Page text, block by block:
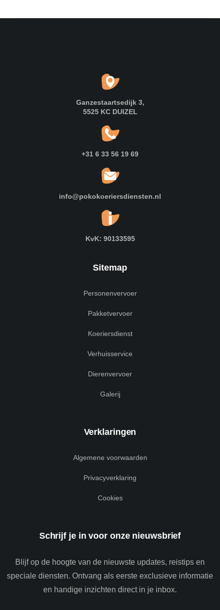
Ganzestaartsedijk 3,
5525 KC DUIZEL
+31 6 33 56 19 69
info@pokokoeriersdiensten.nl
KvK: 90133595
Sitemap
Personenvervoer
Pakketvervoer
Koeriersdienst
Verhuisservice
Dierenvervoer
Galerij
Verklaringen
Algemene voorwaarden
Privacyverklaring
Cookies
Schrijf je in voor onze nieuwsbrief
Blijf op de hoogte van de nieuwste updates, reistips en
speciale diensten. Ontvang als eerste exclusieve informatie
en handige inzichten direct in je inbox.